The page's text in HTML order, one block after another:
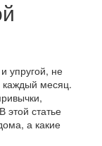
упругой, не
каждый месяц.
этой статье
а какие